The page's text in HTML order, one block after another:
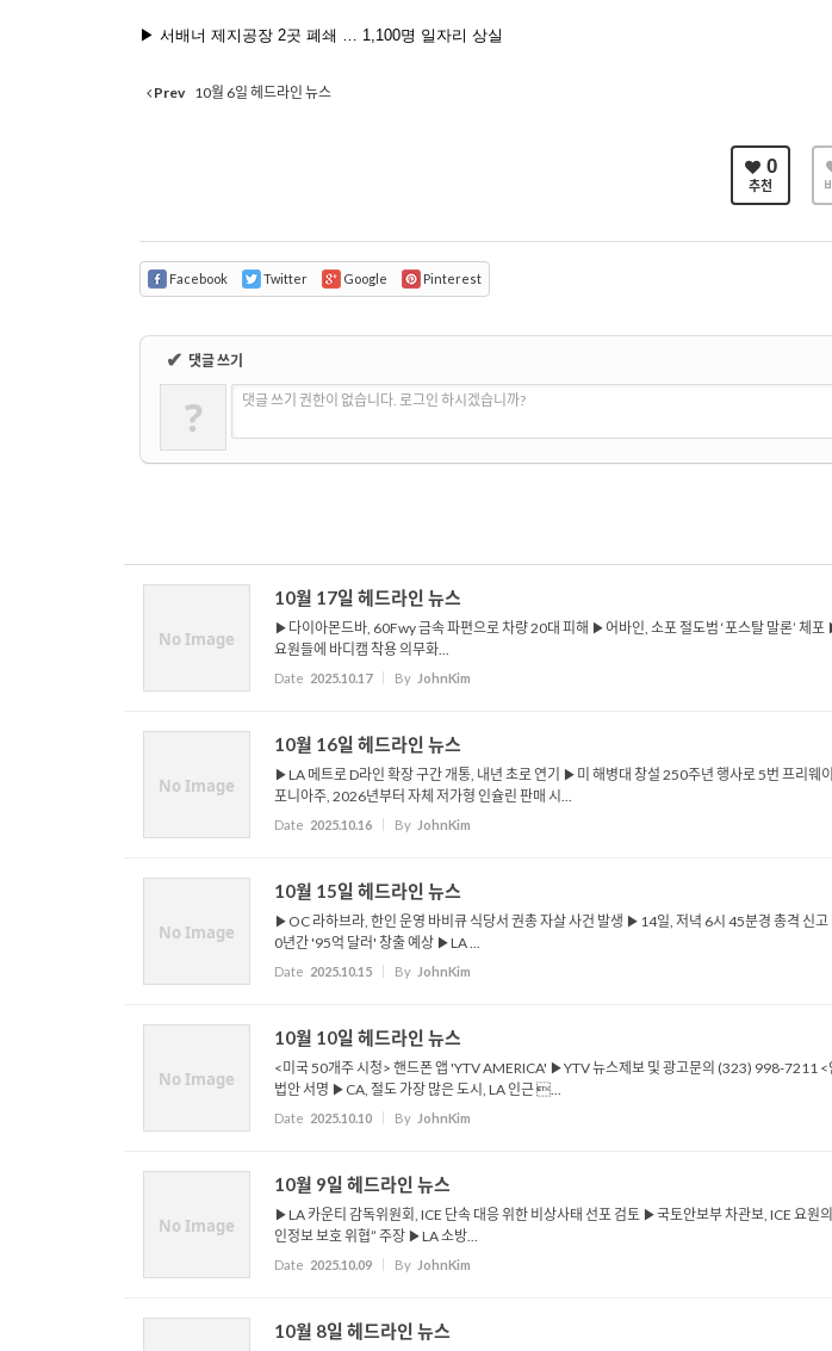
▶ 서배너 제지공장 2곳 폐쇄 … 1,100명 일자리 상실
Prev 10월 6일 헤드라인 뉴스
0
추천
Facebook Twitter Google Pinterest
✔ 댓글 쓰기
? 댓글 쓰기 권한이 없습니다. 로그인 하시겠습니까?
No Image
10월 17일 헤드라인 뉴스
▶다이아몬드바, 60Fwy 금속 파편으로 차량 20대 피해 ▶어바인, 소포 절도범 ‘포스탈 말론’ 체
요원들에 바디캠 착용 의무화...
Date 2025.10.17 By JohnKim
No Image
10월 16일 헤드라인 뉴스
▶LA 메트로 D라인 확장 구간 개통, 내년 초로 연기 ▶미 해병대 창설 250주년 행사로 5번 프리
포니아주, 2026년부터 자체 저가형 인슐린 판매 시...
Date 2025.10.16 By JohnKim
No Image
10월 15일 헤드라인 뉴스
▶OC 라하브라, 한인 운영 바비큐 식당서 권총 자살 사건 발생 ▶14일, 저녁 6시 45분경 총격 신
0년간 '95억 달러' 창출 예상 ▶LA ...
Date 2025.10.15 By JohnKim
No Image
10월 10일 헤드라인 뉴스
<미국 50개주 시청> 핸드폰 앱 'YTV AMERICA' ▶YTV 뉴스제보 및 광고문의 (323) 998-7211
법안 서명 ▶CA, 절도 가장 많은 도시, LA 인근 ...
Date 2025.10.10 By JohnKim
No Image
10월 9일 헤드라인 뉴스
▶LA 카운티 감독위원회, ICE 단속 대응 위한 비상사태 선포 검토 ▶국토안보부 차관보, ICE 요
인정보 보호 위협” 주장 ▶LA 소방...
Date 2025.10.09 By JohnKim
10월 8일 헤드라인 뉴스